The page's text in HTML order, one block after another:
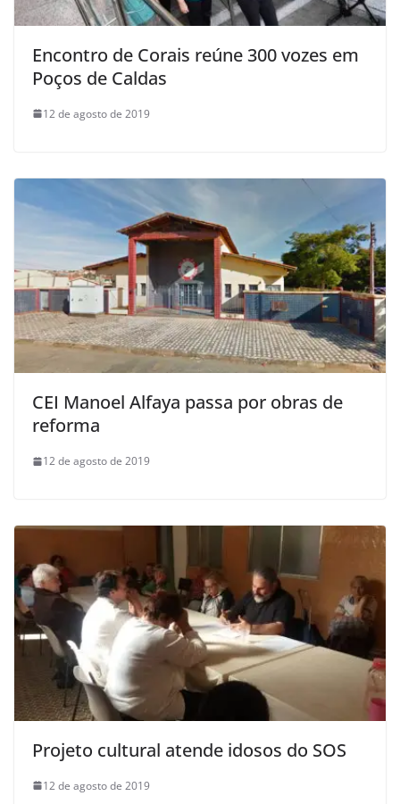
Encontro de Corais reúne 300 vozes em
Poços de Caldas
12 de agosto de 2019
CEI Manoel Alfaya passa por obras de
reforma
12 de agosto de 2019
Projeto cultural atende idosos do SOS
12 de agosto de 2019